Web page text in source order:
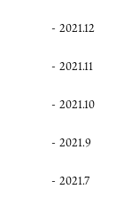
2021.12
2021.11
2021.10
2021.9
2021.7